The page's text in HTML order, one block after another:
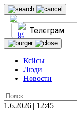
Телеграм
Кейсы
Люди
Новости
1.6.2026 | 12:45